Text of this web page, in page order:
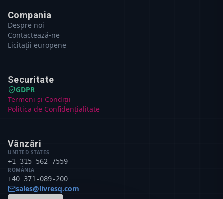
Compania
Despre noi
Contactează-ne
Licitații europene
Securitate
GDPR
Termeni și Condiții
Politica de Confidențialitate
Vânzări
UNITED STATES
+1 315-562-7559
ROMÂNIA
+40 371-089-200
sales@livresq.com